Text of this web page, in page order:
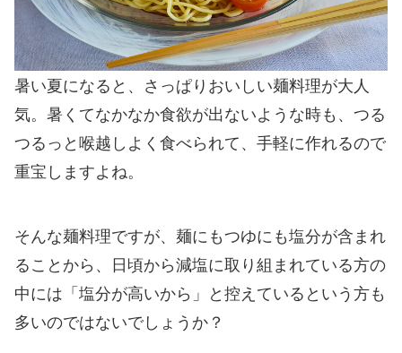
暑い夏になると、さっぱりおいしい麺料理が大人
気。暑くてなかなか食欲が出ないような時も、つる
つるっと喉越しよく食べられて、手軽に作れるので
重宝しますよね。
そんな麺料理ですが、麺にもつゆにも塩分が含まれ
ることから、日頃から減塩に取り組まれている方の
中には「塩分が高いから」と控えているという方も
多いのではないでしょうか？